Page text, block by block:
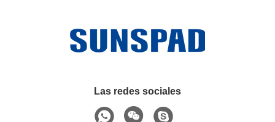
Las redes sociales